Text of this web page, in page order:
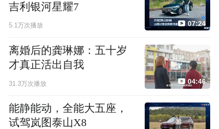
吉利银河星耀7
5.1万次播放 07:24
离婚后的龚琳娜：五十岁
才真正活出自我
31.3万次播放 04:46
能静能动，全能大五座，
试驾岚图泰山X8